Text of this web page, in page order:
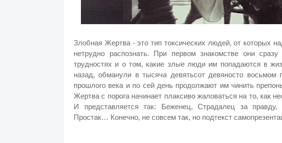
Злобная Жертва - это тип токсических людей, от которых
нетрудно распознать. При первом знакомстве они
трудностях и о том, какие злые люди им попадаются в
назад, обманули в тысяча девятьсот девяносто восьмом
прошлого века и по сей день продолжают им чинить
Жертва с порога начинает плаксиво жаловаться на то, как
И представляется так: Беженец, Страдалец за
Простак… Конечно, не совсем так, но подтекст